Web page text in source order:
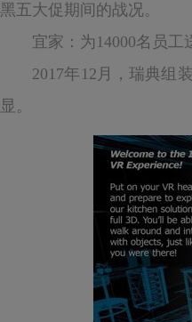
黑五大促期间的战况。
宜家：为14000名员工
2017年12月，瑞典组装
显。